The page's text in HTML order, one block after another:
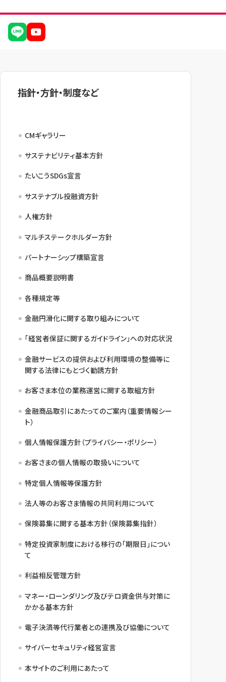
指針・方針・制度など
CMギャラリー
サステナビリティ基本方針
たいこうSDGs宣言
サステナブル投融資方針
人権方針
マルチステークホルダー方針
パートナーシップ構築宣言
商品概要説明書
各種規定等
金融円滑化に関する取り組みについて
「経営者保証に関するガイドライン」への対応状況
金融サービスの提供および利用環境の整備等に
関する法律にもとづく勧誘方針
お客さま本位の業務運営に関する取組方針
金融商品取引にあたってのご案内（重要情報シー
ト）
個人情報保護方針（プライバシー・ポリシー）
お客さまの個人情報の取扱いについて
特定個人情報等保護方針
法人等のお客さま情報の共同利用について
保険募集に関する基本方針（保険募集指針）
特定投資家制度における移行の「期限日」につい
て
利益相反管理方針
マネー・ローンダリング及びテロ資金供与対策に
かかる基本方針
電子決済等代行業者との連携及び協働について
サイバーセキュリティ経営宣言
本サイトのご利用にあたって